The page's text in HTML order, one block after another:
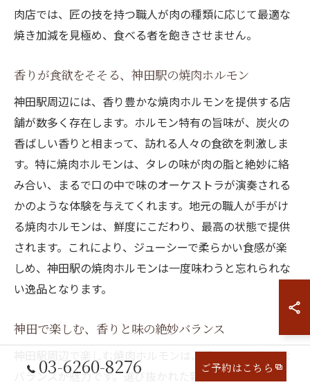
肉店では、匠の技を持つ職人が肉の種類に応じて最適な
焼き加減を見極め、食べる者を飽きさせません。
香りが食欲をそそる、神田駅の焼肉ホルモン
神田駅周辺には、香り豊かな焼肉ホルモンを提供する店
舗が数多く存在します。ホルモン特有の旨味が、炭火の
香ばしい香りと相まって、訪れる人々の食欲を刺激しま
す。特に焼肉ホルモンは、タレの味が肉の脂と絶妙に絡
み合い、まるで口の中で味のオーケストラが演奏される
かのような体験を与えてくれます。地元の職人が手がけ
る焼肉ホルモンは、鮮度にこだわり、最高の状態で提供
されます。これにより、ジューシーで柔らかい食感が楽
しめ、神田駅の焼肉ホルモンは一度味わうと忘れられな
い逸品となります。
神田で楽しむ、香りと味の絶妙バランス
神田駅周辺で楽しむ焼肉ホルモンは、香りと味の絶妙な
バランスが魅力です。選び抜かれた新鮮なホルモンが、
03-6260-8276 ご予約はこちら